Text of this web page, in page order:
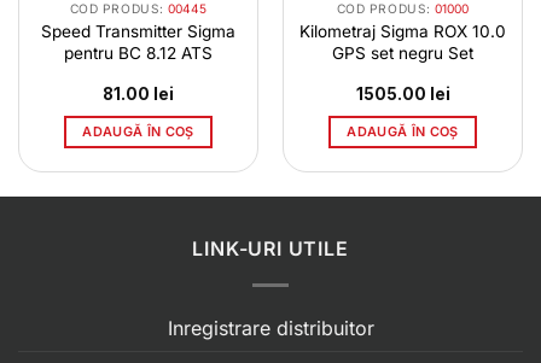
COD PRODUS:00445
Speed Transmitter Sigma
pentru BC 8.12 ATS
81.00 lei
ADAUGĂ ÎN COȘ
COD PRODUS:01000
Kilometraj Sigma ROX 10.0
GPS set negru Set
1505.00 lei
ADAUGĂ ÎN COȘ
LINK-URI UTILE
Inregistrare distribuitor